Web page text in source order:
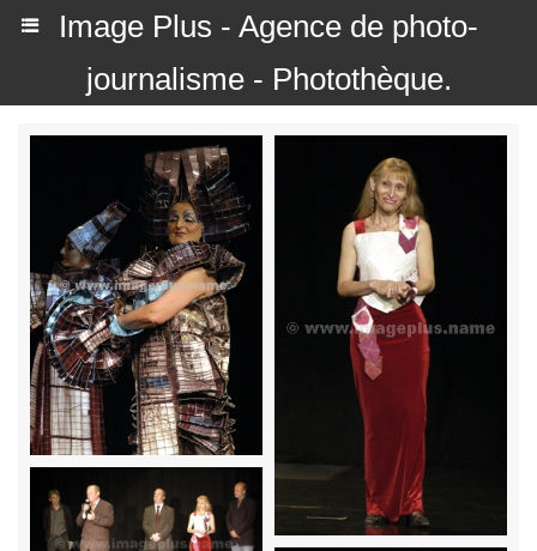
Image Plus - Agence de photo-
journalisme - Photothèque.